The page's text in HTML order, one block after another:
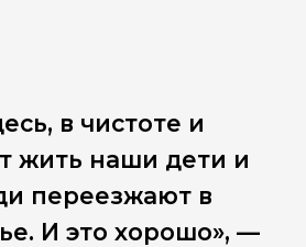
в чистоте и
жить наши дети и
переезжают в
И это хорошо», —